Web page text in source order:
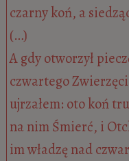
czarny koń, a
(…)
A gdy otworzył
czwartego
ujrzałem: oto koń
na nim Śmierć, i
im władzę nad